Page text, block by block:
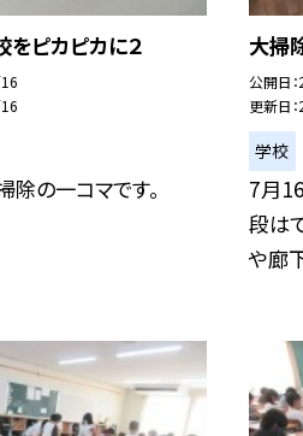
ピカピカに２
除の一コマです。
大掃
公開日
更新日
学校
7月
段は
や廊